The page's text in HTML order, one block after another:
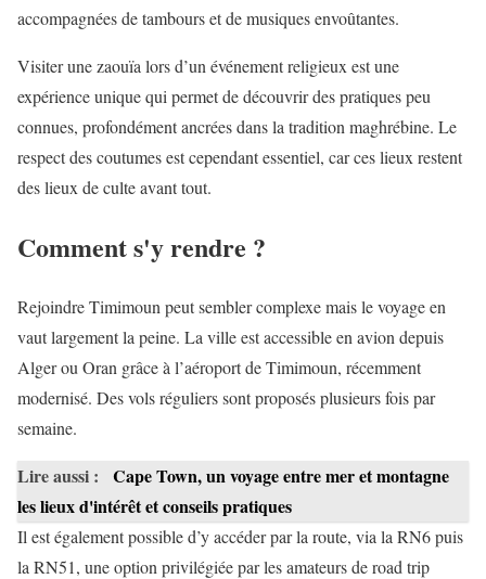
accompagnées de tambours et de musiques envoûtantes.
Visiter une zaouïa lors d’un événement religieux est une
expérience unique qui permet de découvrir des pratiques peu
connues, profondément ancrées dans la tradition maghrébine. Le
respect des coutumes est cependant essentiel, car ces lieux restent
des lieux de culte avant tout.
Comment s'y rendre ?
Rejoindre Timimoun peut sembler complexe mais le voyage en
vaut largement la peine. La ville est accessible en avion depuis
Alger ou Oran grâce à l’aéroport de Timimoun, récemment
modernisé. Des vols réguliers sont proposés plusieurs fois par
semaine.
Lire aussi :
Cape Town, un voyage entre mer et montagne
les lieux d'intérêt et conseils pratiques
Il est également possible d’y accéder par la route, via la RN6 puis
la RN51, une option privilégiée par les amateurs de road trip